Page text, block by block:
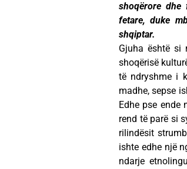
shoqërore dhe
fetare, duke
shqiptar.
Gjuha është si
shoqërisë
të ndryshme i
madhe, sepse
Edhe pse
rend të parë si
rilindësit
ishte edhe një
ndarje